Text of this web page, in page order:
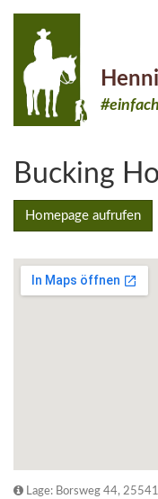
Bucking
Homepage aufrufen
Lage: Borsweg 44,